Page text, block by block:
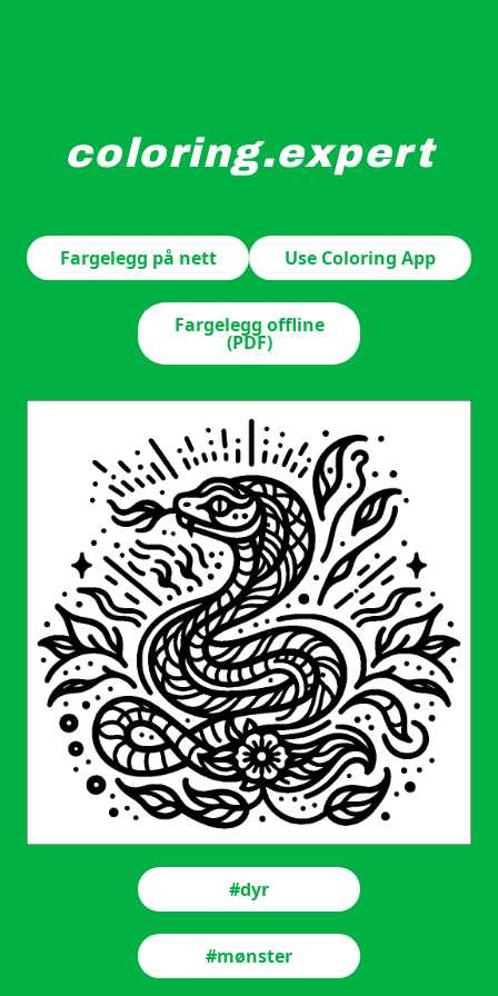
coloring.expert
Fargelegg på nett
Use Coloring App
Fargelegg offline
(PDF)
#dyr
#mønster